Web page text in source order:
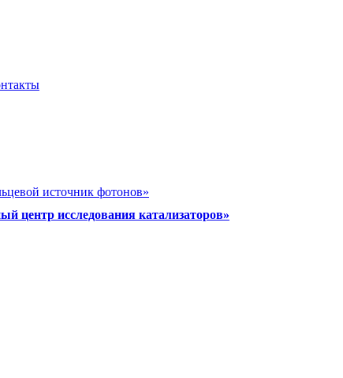
источник фотонов»
центр исследования катализаторов»